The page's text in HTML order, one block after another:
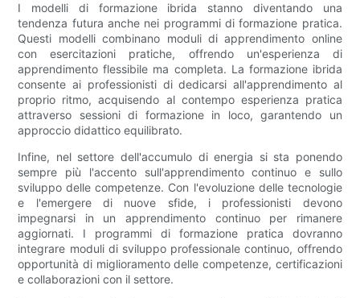
I modelli di formazione ibrida stanno diventando una
tendenza futura anche nei programmi di formazione pratica.
Questi modelli combinano moduli di apprendimento online
con esercitazioni pratiche, offrendo un'esperienza di
apprendimento flessibile ma completa. La formazione ibrida
consente ai professionisti di dedicarsi all'apprendimento al
proprio ritmo, acquisendo al contempo esperienza pratica
attraverso sessioni di formazione in loco, garantendo un
approccio didattico equilibrato.
Infine, nel settore dell'accumulo di energia si sta ponendo
sempre più l'accento sull'apprendimento continuo e sullo
sviluppo delle competenze. Con l'evoluzione delle tecnologie
e l'emergere di nuove sfide, i professionisti devono
impegnarsi in un apprendimento continuo per rimanere
aggiornati. I programmi di formazione pratica dovranno
integrare moduli di sviluppo professionale continuo, offrendo
opportunità di miglioramento delle competenze, certificazioni
e collaborazioni con il settore.